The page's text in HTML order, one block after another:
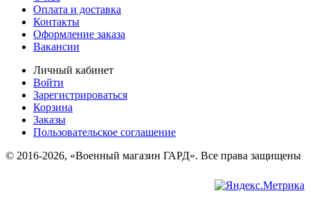
Оплата и доставка
Контакты
Оформление заказа
Вакансии
Личный кабинет
Войти
Зарегистрироваться
Корзина
Заказы
Пользовательское соглашение
© 2016-2026, «Военный магазин ГАРД». Все права защищены